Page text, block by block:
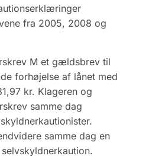
fra 2005, 2008 og
M et gældsbrev til
forhøjelse af lånet med
kr. Klageren og
samme dag
samme dag en